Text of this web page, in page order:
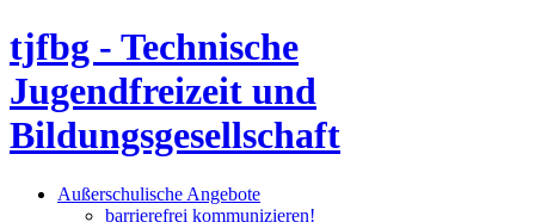
tjfbg - Technische
Jugendfreizeit und
Bildungsgesellschaft
Außerschulische Angebote
barrierefrei kommunizieren!